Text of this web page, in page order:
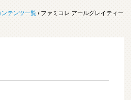
ンテンツ一覧 / ファミコレ アールグレイティー